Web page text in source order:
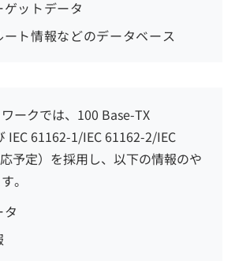
ットデータ
ト情報などのデータベース
ークでは、100 Base-TX
IEC 61162-1/IEC 61162-2/IEC
予定）を採用し、以下の情報のや
。